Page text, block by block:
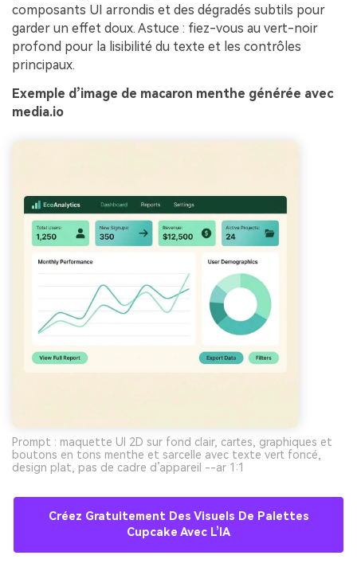
composants UI arrondis et des dégradés subtils pour
garder un effet doux. Astuce : fiez-vous au vert-noir
profond pour la lisibilité du texte et les contrôles
principaux.
Exemple d’image de macaron menthe générée avec
media.io
Prompt : maquette UI 2D sur fond clair, cartes, graphiques et
boutons en tons menthe et sarcelle avec texte vert foncé,
design plat, pas de cadre d’appareil --ar 1:1
Créez Gratuitement Des Visuels De Palettes
Cupcake Avec L’IA